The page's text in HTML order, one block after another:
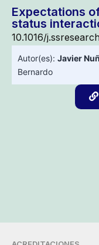
Expectations
status
10.1016/
Autor(es): Javier
Bernardo